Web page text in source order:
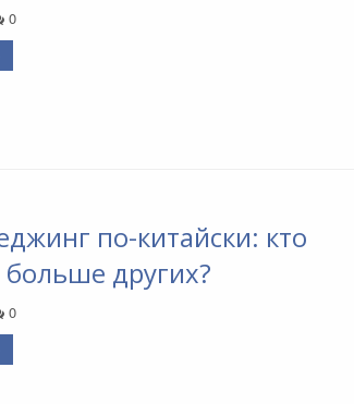
0
по-китайски: кто
больше других?
0